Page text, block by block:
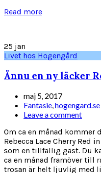
Read more
25 jan
Livet hos Hogengård
Ännu en ny läcker
maj 5, 2017
Fantasie hogengard.se
Leave a comment
Om ca en månad kommer
Rebecca Lace Cherry Red
som en tillfällig gäst. Du
ca en månad framöver till
trosan är helt ljuvlig med